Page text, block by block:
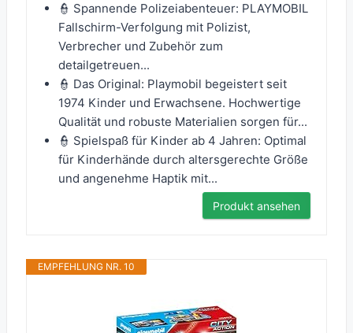
👮 Spannende Polizeiabenteuer: PLAYMOBIL
Fallschirm-Verfolgung mit Polizist,
Verbrecher und Zubehör zum
detailgetreuen...
👮 Das Original: Playmobil begeistert seit
1974 Kinder und Erwachsene. Hochwertige
Qualität und robuste Materialien sorgen für...
👮 Spielspaß für Kinder ab 4 Jahren: Optimal
für Kinderhände durch altersgerechte Größe
und angenehme Haptik mit...
Produkt ansehen
EMPFEHLUNG NR. 10